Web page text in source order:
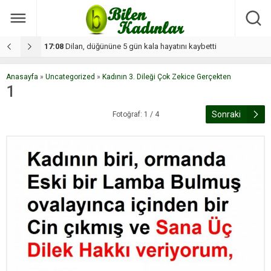
17:08 Dilan, düğününe 5 gün kala hayatını kaybetti
Anasayfa » Uncategorized » Kadının 3. Dileği Çok Zekice Gerçekten
1
Fotoğraf: 1 / 4 Sonraki